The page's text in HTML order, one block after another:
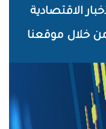
الاقتصادية
من خلال موقعنا